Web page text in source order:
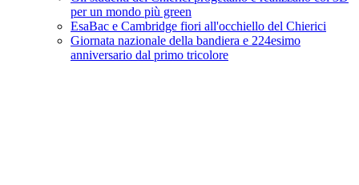
per un mondo più green
EsaBac e Cambridge fiori all'occhiello del Chierici
Giornata nazionale della bandiera e 224esimo
anniversario dal primo tricolore